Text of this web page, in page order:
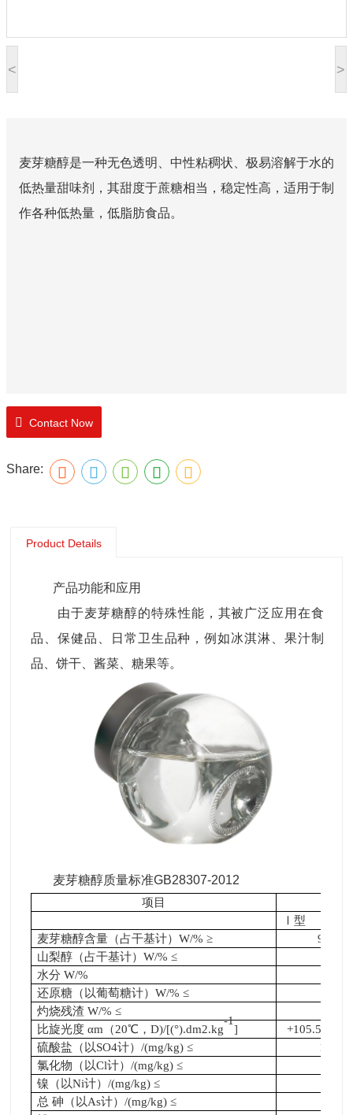
< >
麦芽糖醇是一种无色透明、中性粘稠状、极易溶解于水的
低热量甜味剂，其甜度于蔗糖相当，稳定性高，适用于制
作各种低热量，低脂肪食品。
Contact Now
Share:
Product Details
产品功能和应用
由于麦芽糖醇的特殊性能，其被广泛应用在食
品、保健品、日常卫生品种，例如冰淇淋、果汁制
品、饼干、酱菜、糖果等。
麦芽糖醇质量标准GB28307-2012
项目
Ⅰ型
麦芽糖醇含量（占干基计）W/% ≥
98.0
山梨醇（占干基计）W/% ≤
水分 W/%
还原糖（以葡萄糖计）W/% ≤
灼烧残渣 W/% ≤
比旋光度 αm（20℃，D)/[(°).dm2.kg
-1
]
+105.5
硫酸盐（以SO4计）/(mg/kg) ≤
100
氯化物（以Cl计）/(mg/kg) ≤
镍（以Ni计）/(mg/kg) ≤
总 砷（以As计）/(mg/kg) ≤